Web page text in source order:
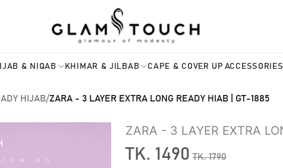
& NIQAB KHIMAR & JILBAB CAPE & COVER UP
HIJAB/ZARA - 3 LAYER EXTRA LONG READY HIAB | GT-1885
ZARA - 3 LAYER EXTRA
TK. 1490 TK.1790